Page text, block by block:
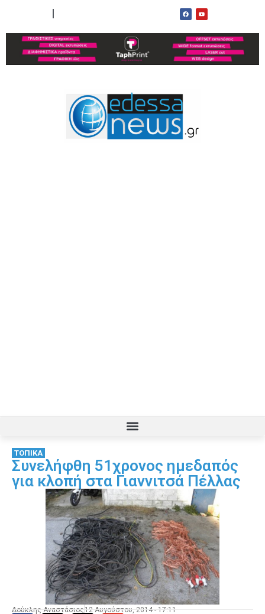
ΤΟΠΙΚΑ
Συνελήφθη 51χρονος ημεδαπός
για κλοπή στα Γιαννιτσά Πέλλας
Δούκλης Αναστάσιος 12 Αυγούστου, 2014 - 17:11